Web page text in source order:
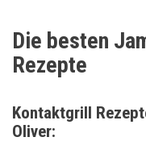
Die besten
Rezepte
Kontaktgrill
Oliver: